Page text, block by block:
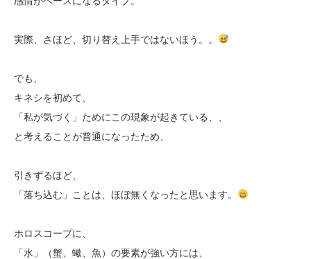
実際、さほど、切り替え上手ではないほう。。
でも、
キネシを初めて、
「私が気づく」ためにこの現象が起きている、、
と考えることが普通になったため、
引きずるほど、
「落ち込む」ことは、ほぼ無くなったと思います。
ホロスコープに、
「水」（蟹、蠍、魚）の要素が強い方には、